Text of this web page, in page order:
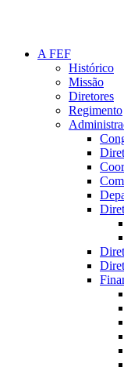
A FEF
Histórico
Missão
Diretores
Regimento